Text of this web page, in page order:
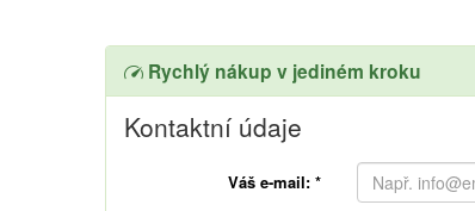
Rychlý nákup v jediném kroku
Kontaktní údaje
Váš e-mail: *